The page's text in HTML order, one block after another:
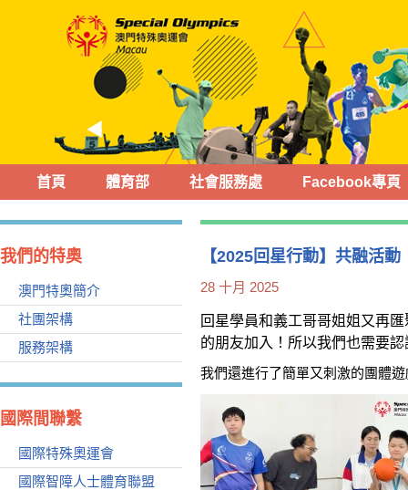
首頁 體育部 社會服務處 Facebook專頁
我們的特奧
澳門特奧簡介
社團架構
服務架構
國際間聯繫
國際特殊奧運會
國際智障人士體育聯盟
【2025回星行動】共融活動
28 十月 2025
回星學員和義工哥哥姐姐又再
的朋友加入！所以我們也需要
我們還進行了簡單又刺激的團體